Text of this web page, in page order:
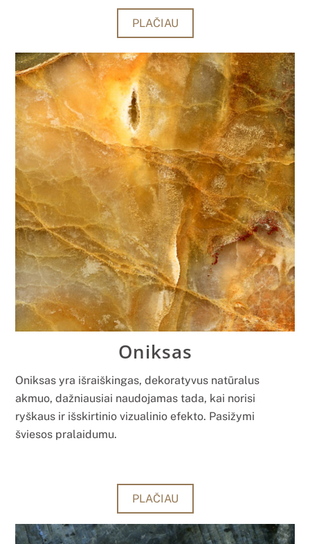
PLAČIAU
Oniksas
Oniksas yra išraiškingas, dekoratyvus natūralus
akmuo, dažniausiai naudojamas tada, kai norisi
ryškaus ir išskirtinio vizualinio efekto. Pasižymi
šviesos pralaidumu.
PLAČIAU